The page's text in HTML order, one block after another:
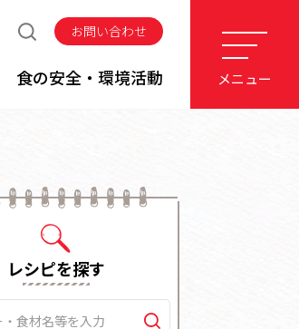
お問い合わせ
食の安全・環境活動 メニュー
レシピを探す